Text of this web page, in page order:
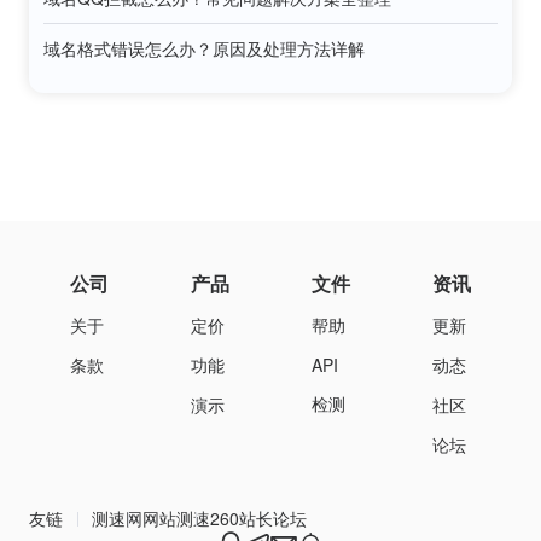
域名格式错误怎么办？原因及处理方法详解
公司
关于
条款
产品
定价
功能
演示
文件
帮助
API
检测
资讯
更新
动态
社区
论坛
友链 测速网网站测速260站长论坛